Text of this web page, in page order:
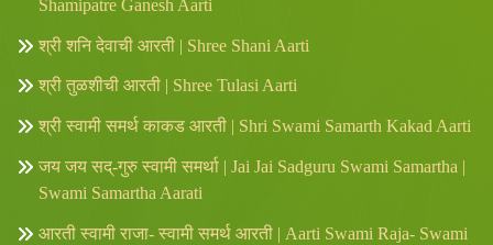
Shamipatre Ganesh Aarti
श्री शनि देवाची आरती | Shree Shani Aarti
श्री तुळशीची आरती | Shree Tulasi Aarti
श्री स्वामी समर्थ काकड आरती | Shri Swami Samarth Kakad Aarti
जय जय सद्-गुरु स्वामी समर्था | Jai Jai Sadguru Swami Samartha |
Swami Samartha Aarati
आरती स्वामी राजा- स्वामी समर्थ आरती | Aarti Swami Raja- Swami